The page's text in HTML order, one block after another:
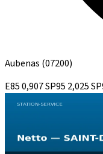
Aubenas (07200)
E850,907SP95 2,025